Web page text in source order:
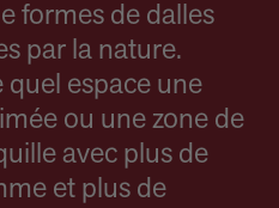
formes de dalles
par la nature.
quel espace une
ou une zone de
avec plus de
et plus de